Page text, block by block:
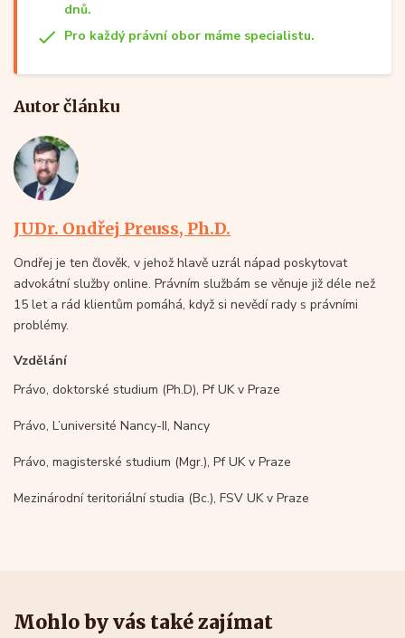
dnů.
Pro každý právní obor máme specialistu.
Autor článku
JUDr. Ondřej Preuss, Ph.D.
Ondřej je ten člověk, v jehož hlavě uzrál nápad poskytovat
advokátní služby online. Právním službám se věnuje již déle než
15 let a rád klientům pomáhá, když si nevědí rady s právními
problémy.
Vzdělání
Právo, doktorské studium (Ph.D), Pf UK v Praze
Právo, L’université Nancy-II, Nancy
Právo, magisterské studium (Mgr.), Pf UK v Praze
Mezinárodní teritoriální studia (Bc.), FSV UK v Praze
Mohlo by vás také zajímat